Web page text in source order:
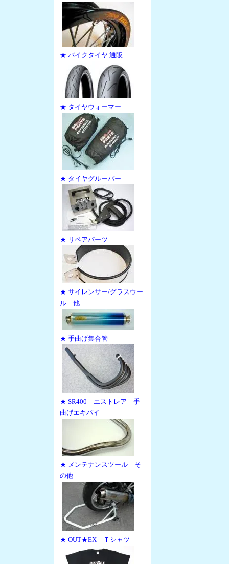
★ バイクタイヤ 通販
★ タイヤウォーマー
★ タイヤグルーバー
★ リペアパーツ
★ サイレンサー/グラスウー
ル 他
★ 手曲げ集合管
★ SR400 エストレア 手
曲げエキパイ
★ メンテナンスツール そ
の他
★ OUT★EX Ｔシャツ